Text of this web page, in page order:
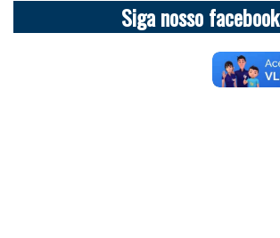
Siga nosso facebook